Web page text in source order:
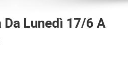
Da Lunedì 17/6 A